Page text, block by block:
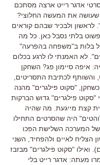
אדגר רייט ארצה מסתכם
שעושה את המעשה החלוצי?
לראשון ולבכיר שבהם קוראים
פשוט בלתי נסבל כאן כל מה
בלות ב"משפחה בהפרעה"
". לא האמנתי לו לרגע בכלום
: איפה סיימון פג? השחקן
והשותף לכתיבת התסריטים
כשחקן , "סקוט פילגרים" מהנה
"סקוט פילגרים" גדוש הברקות
קצת מייגעת מה שהיה
" היה שהסרטים התחילו
של המערכה השלישת הפכו
הצליח לאיים ולהפחיד השני
). ואילו "סקוט פילגרים" מבזבז
מעתה: אדגר רייט בלי